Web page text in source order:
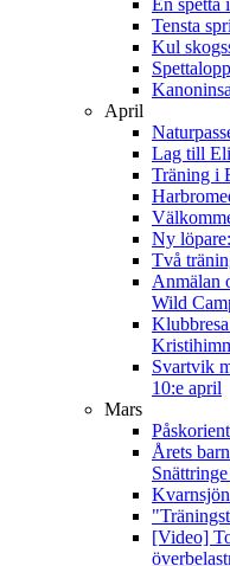
En spetta
Tensta
Kul
April
Lag till
Träning i
Ny
Två
Anmälan
Wild
Svartvik
10:e april
Mars
Årets
[Video]